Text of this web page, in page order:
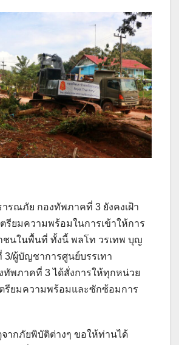
ารณภัย กองทัพภาคที่ 3 ยังคงเฝ้า
รียมความพร้อมในการเข้าให้การ
ชนในพื้นที่ ทั้งนี้ พลโท วรเทพ บุญ
ผู้บัญชาการศูนย์บรรเทา
ทัพภาคที่ 3 ได้สั่งการให้ทุกหน่วย
รียมความพร้อมและซักซ้อมการ
จากภัยพิบัติต่างๆ ขอให้ท่านได้